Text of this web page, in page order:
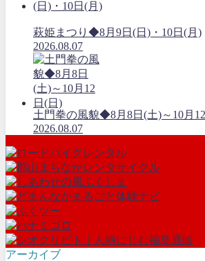
萩姫まつり◆8月9日(日)・10日(月)
2026.08.07
土門拳の風貌◆8月8日(土)～10月
2026.08.07
アーカイブ